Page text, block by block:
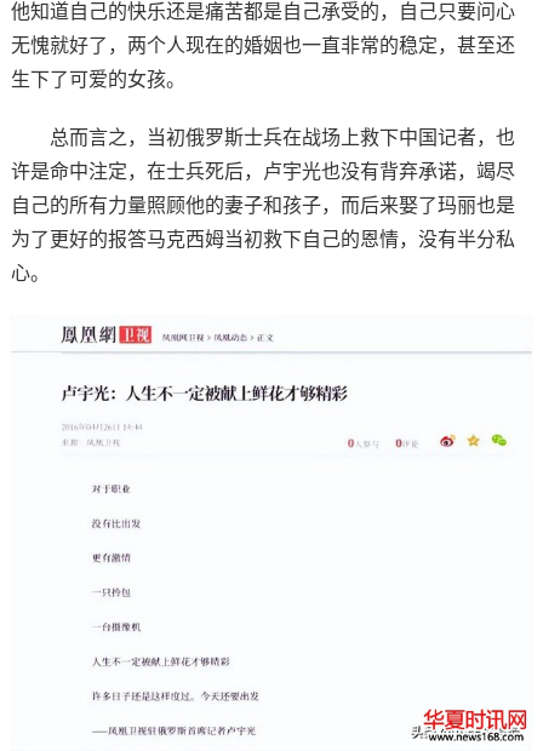
他知道自己的快乐还是痛苦都是自己承受的，自己只要问心
无愧就好了，两个人现在的婚姻也一直非常的稳定，甚至还
生下了可爱的女孩。
总而言之，当初俄罗斯士兵在战场上救下中国记者，也
许是命中注定，在士兵死后，卢宇光也没有背弃承诺，竭尽
自己的所有力量照顾他的妻子和孩子，而后来娶了玛丽也是
为了更好的报答马克西姆当初救下自己的恩情，没有半分私
心。